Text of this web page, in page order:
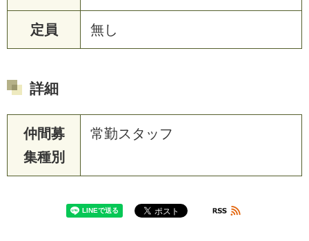
定員 無し
詳細
仲間募
集種別
常勤スタッフ